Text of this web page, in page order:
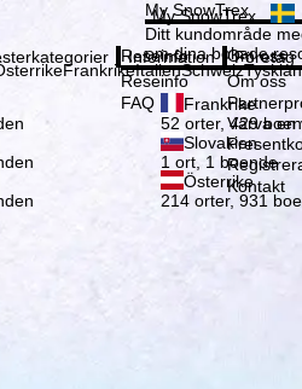
My SnowTrex
My SnowTrex
Ditt kundområde
om dina bokade
FrankrikeItalienSchweiz
Frankrike
52 orter, 429
Slovakien
1 ort, 1 boende
Österrike
214 orter, 931
Information
Reseinfo
Reseinfo
FAQ
Företag
Om oss
Om oss
Värva en
Kontakt